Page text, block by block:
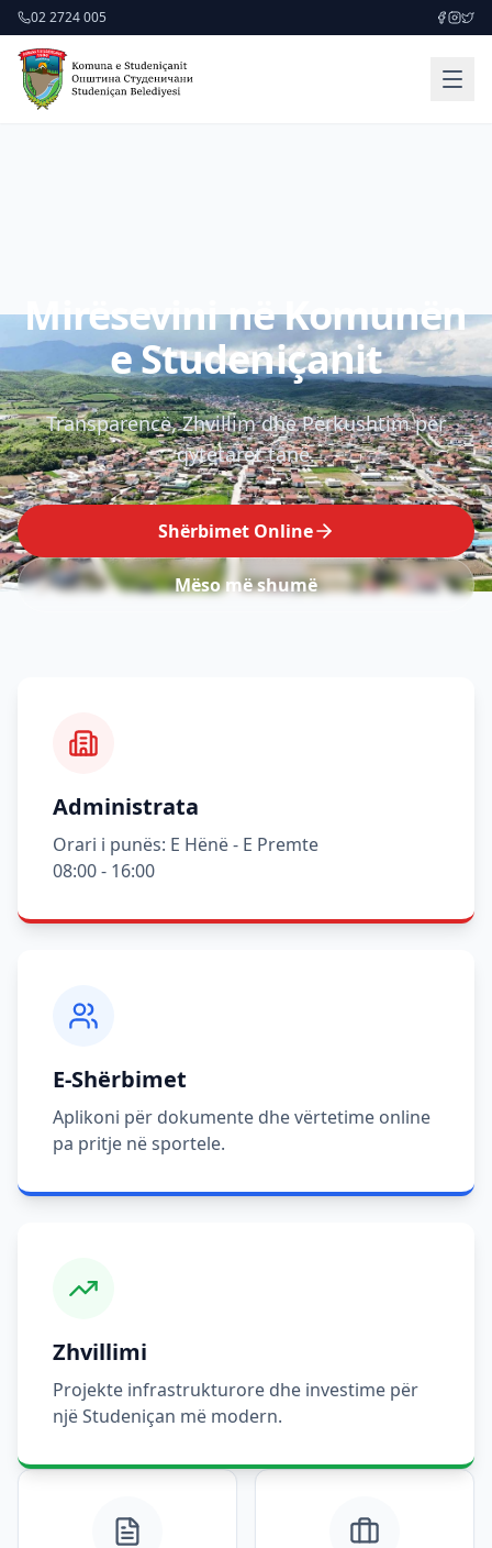
02 2724 005
Mirësevini në Komunën
e Studeniçanit
Transparencë, Zhvillim dhe Përkushtim për
qytetarët tanë.
Shërbimet Online
Mëso më shumë
Administrata
Orari i punës: E Hënë - E Premte
08:00 - 16:00
E-Shërbimet
Aplikoni për dokumente dhe vërtetime online
pa pritje në sportele.
Zhvillimi
Projekte infrastrukturore dhe investime për
një Studeniçan më modern.